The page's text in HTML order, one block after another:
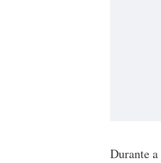
Durante